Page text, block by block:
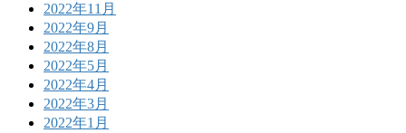
2022年11月
2022年9月
2022年8月
2022年5月
2022年4月
2022年3月
2022年1月